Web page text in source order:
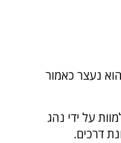
נעצר כאמור
על ידי נהג
דרכים.